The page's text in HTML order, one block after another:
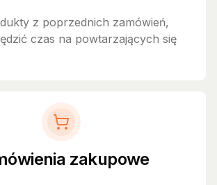
z poprzednich zamówień,
czas na powtarzających się
zakupowe